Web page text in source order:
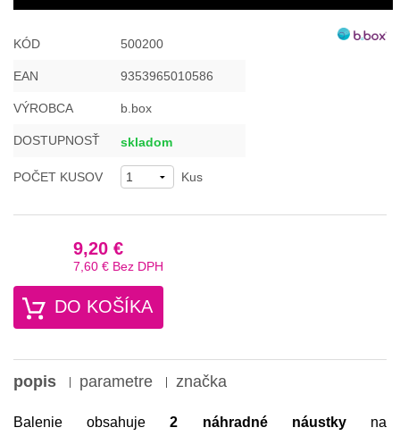
KÓD 500200
EAN 9353965010586
VÝROBCA b.box
DOSTUPNOSŤ skladom
POČET KUSOV Kus
9,20 €
7,60 € Bez DPH
DO KOŠÍKA
popis parametre značka
Balenie obsahuje2 náhradné náustkyna